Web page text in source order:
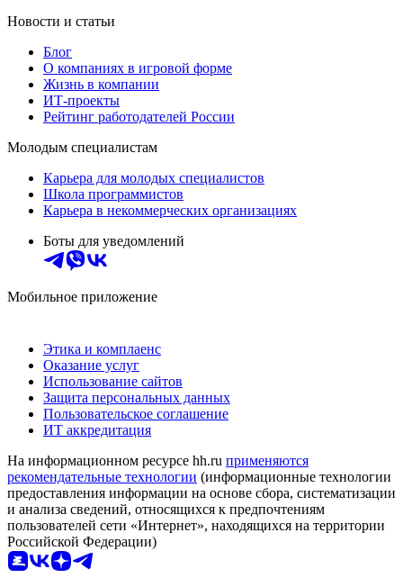
Новости и статьи
Блог
О компаниях в игровой форме
Жизнь в компании
ИТ-проекты
Рейтинг работодателей России
Молодым специалистам
Карьера для молодых специалистов
Школа программистов
Карьера в некоммерческих организациях
Боты для уведомлений
Мобильное приложение
Этика и комплаенс
Оказание услуг
Использование сайтов
Защита персональных данных
Пользовательское соглашение
ИТ аккредитация
На информационном ресурсе hh.ru применяются
рекомендательные технологии (информационные технологии
предоставления информации на основе сбора, систематизации
и анализа сведений, относящихся к предпочтениям
пользователей сети «Интернет», находящихся на территории
Российской Федерации)